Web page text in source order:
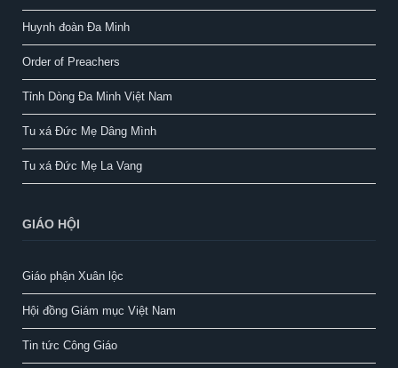
Huynh đoàn Đa Minh
Order of Preachers
Tỉnh Dòng Đa Minh Việt Nam
Tu xá Đức Mẹ Dâng Mình
Tu xá Đức Mẹ La Vang
GIÁO HỘI
Giáo phận Xuân lộc
Hội đồng Giám mục Việt Nam
Tin tức Công Giáo